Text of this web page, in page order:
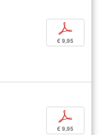
p
€ 9,95
p
€ 9,95